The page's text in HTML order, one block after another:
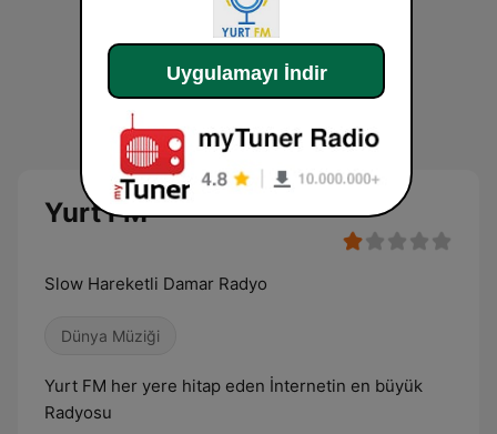
Yurt FM
Slow Hareketli Damar Radyo
Dünya Müziği
Yurt FM her yere hitap eden İnternetin en büyük
Radyosu
Uygulamayı İndir